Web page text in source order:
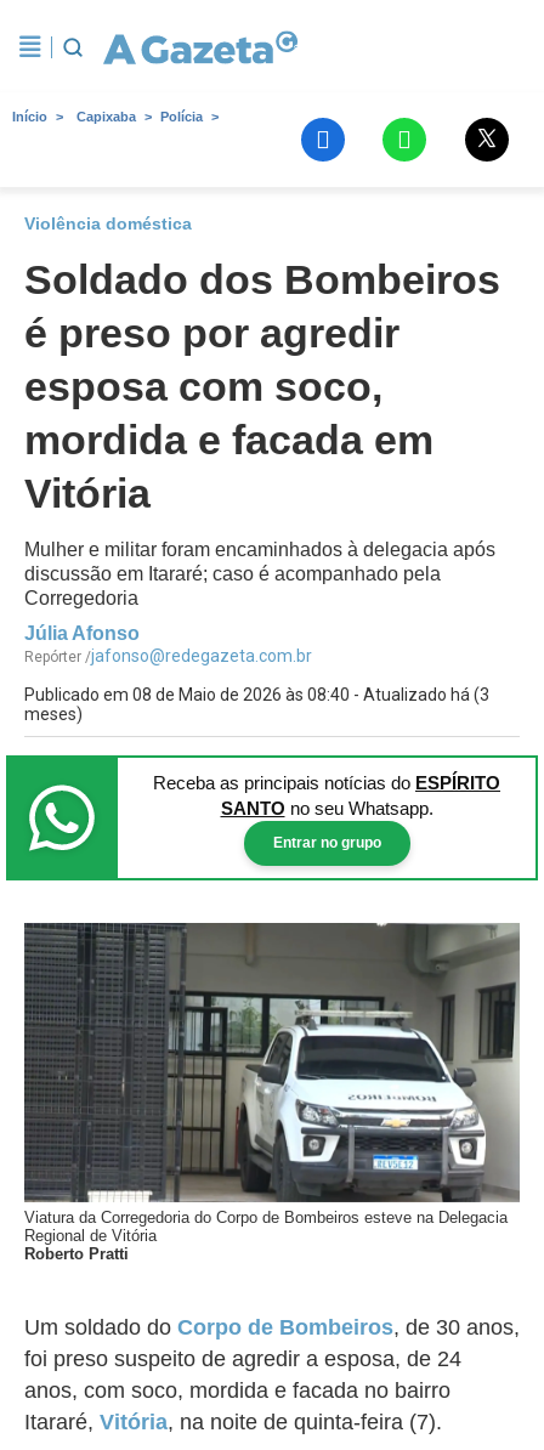
Início Capixaba Polícia
Violência doméstica
Soldado dos Bombeiros
é preso por agredir
esposa com soco,
mordida e facada em
Vitória
Mulher e militar foram encaminhados à delegacia após
discussão em Itararé; caso é acompanhado pela
Corregedoria
Júlia Afonso
Repórter /jafonso@redegazeta.com.br
Publicado em 08 de Maio de 2026 às 08:40 - Atualizado há (3
meses)
Receba as principais notícias do ESPÍRITO
SANTO no seu Whatsapp.
Entrar no grupo
Viatura da Corregedoria do Corpo de Bombeiros esteve na Delegacia
Regional de Vitória
Roberto Pratti
Um soldado do Corpo de Bombeiros, de 30 anos,
foi preso suspeito de agredir a esposa, de 24
anos, com soco, mordida e facada no bairro
Itararé, Vitória, na noite de quinta-feira (7).